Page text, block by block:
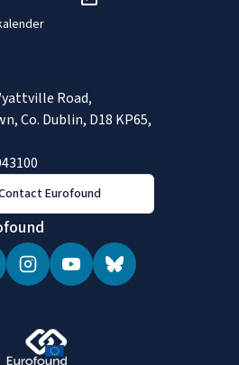
Road,
Co. Dublin, D18 KP65,
Eurofound